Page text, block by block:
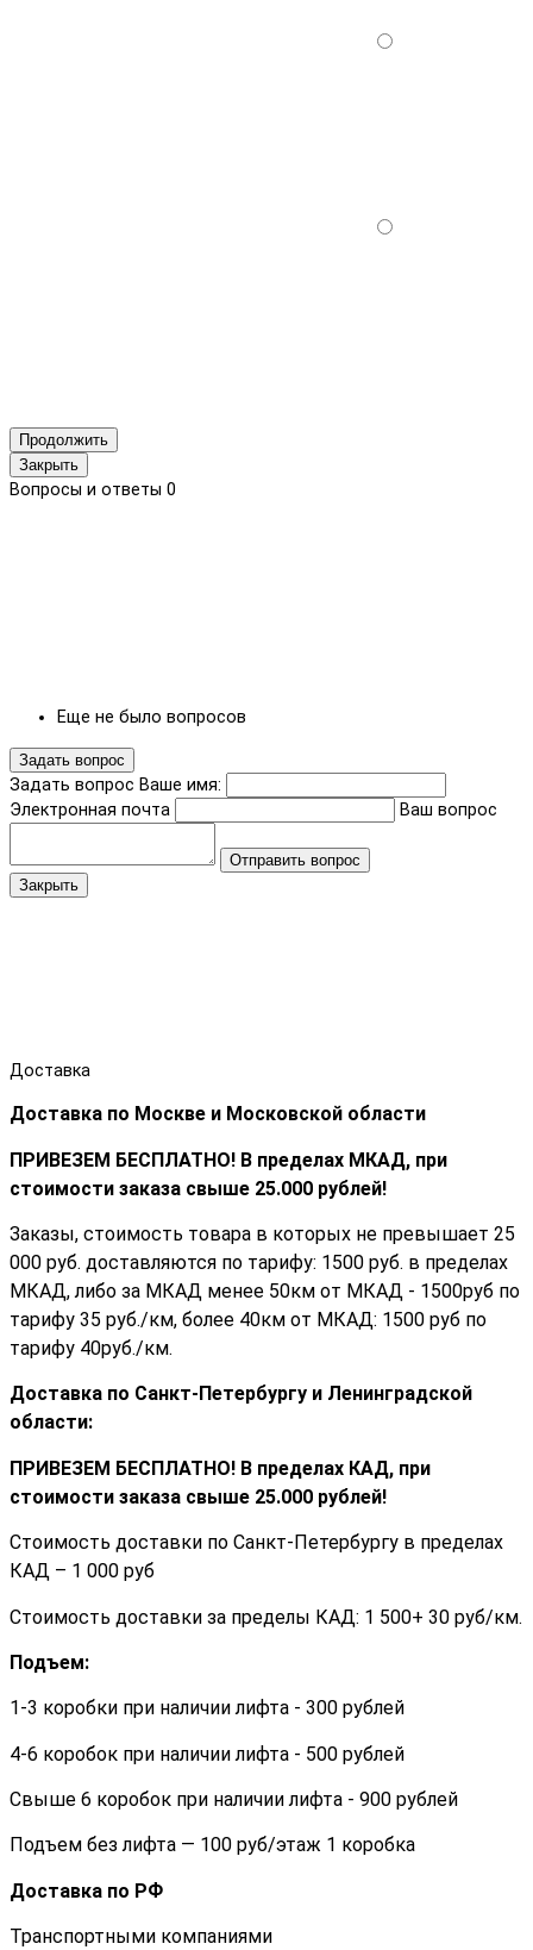
Продолжить
Закрыть
Вопросы и ответы 0
Еще не было вопросов
Задать вопрос
Задать вопрос Ваше имя:
Электронная почта
Ваш вопрос
Отправить вопрос
Закрыть
Доставка
Доставка по Москве и Московской области
ПРИВЕЗЕМ БЕСПЛАТНО! В пределах МКАД, при
стоимости заказа cвыше 25.000 рублей!
Заказы, стоимость товара в которых не превышает 25
000 руб. доставляются по тарифу: 1500 руб. в пределах
МКАД, либо за МКАД менее 50км от МКАД - 1500руб по
тарифу 35 руб./км, более 40км от МКАД: 1500 руб по
тарифу 40руб./км.
Доставка по Санкт-Петербургу и Ленинградской
области:
ПРИВЕЗЕМ БЕСПЛАТНО! В пределах КАД, при
стоимости заказа cвыше 25.000 рублей!
Стоимость доставки по Санкт-Петербургу в пределах
КАД – 1 000 руб
Стоимость доставки за пределы КАД: 1 500+ 30 руб/км.
Подъем:
1-3 коробки при наличии лифта - 300 рублей
4-6 коробок при наличии лифта - 500 рублей
Свыше 6 коробок при наличии лифта - 900 рублей
Подъем без лифта — 100 руб/этаж 1 коробка
Доставка по РФ
Транспортными компаниями